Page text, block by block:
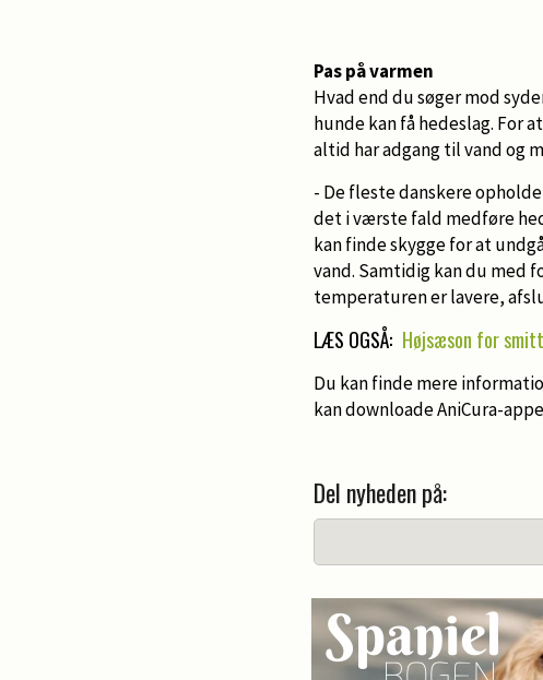
Pas på varmen
Hvad end du søger mod
hunde kan få hedeslag.
altid har adgang til vand og
- De fleste danskere
det i værste fald medføre
kan finde skygge for at
vand. Samtidig kan du med
temperaturen er lavere,
LÆS OGSÅ: Højsæson for
Du kan finde mere
kan downloade AniCura-
Del nyheden på: